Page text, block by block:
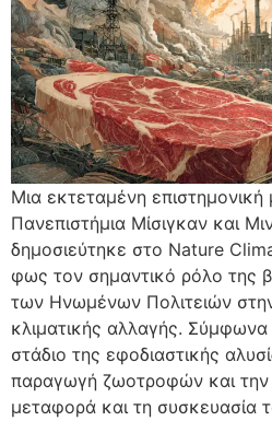
Μια εκτεταμένη
Πανεπιστήμια Μίσιγκαν και
δημοσιεύτηκε στο Nature
φως τον σημαντικό ρόλο της
των Ηνωμένων Πολιτειών
κλιματικής αλλαγής.
στάδιο της εφοδιαστικής
παραγωγή ζωοτροφών και
μεταφορά και τη συσκευασία